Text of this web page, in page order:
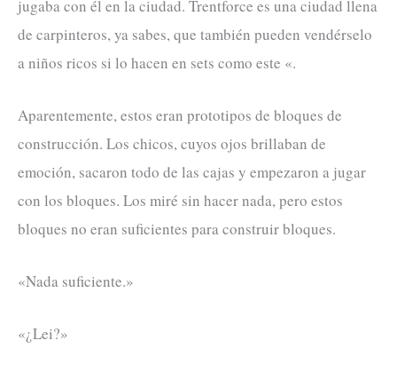
jugaba con él en la ciudad. Trentforce es una ciudad llena
de carpinteros, ya sabes, que también pueden vendérselo
a niños ricos si lo hacen en sets como este «.
Aparentemente, estos eran prototipos de bloques de
construcción. Los chicos, cuyos ojos brillaban de
emoción, sacaron todo de las cajas y empezaron a jugar
con los bloques. Los miré sin hacer nada, pero estos
bloques no eran suficientes para construir bloques.
«Nada suficiente.»
«¿Lei?»